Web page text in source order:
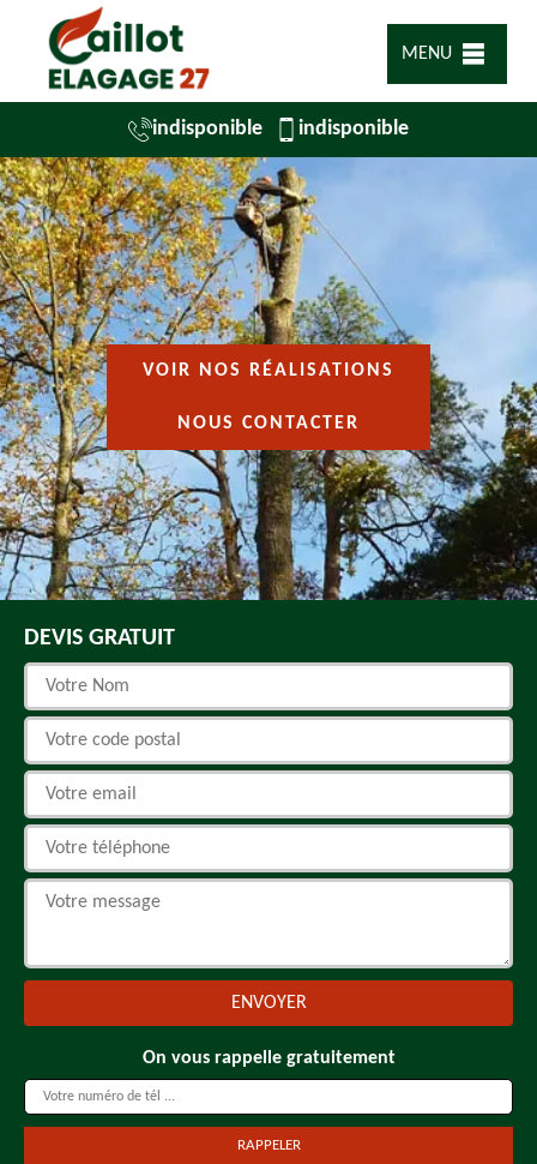
MENU
indisponible indisponible
VOIR NOS RÉALISATIONS
NOUS CONTACTER
DEVIS GRATUIT
On vous rappelle gratuitement